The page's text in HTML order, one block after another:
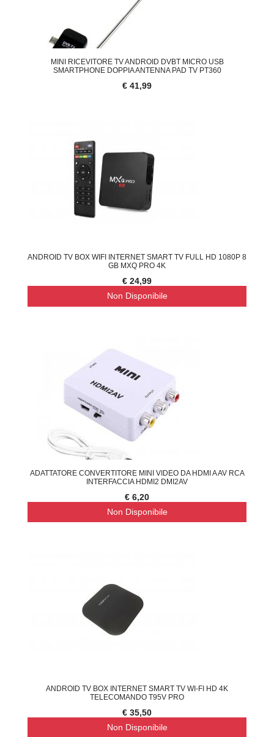
MINI RICEVITORE TV ANDROID DVBT MICRO USB
SMARTPHONE DOPPIA ANTENNA PAD TV PT360
€ 41,99
ANDROID TV BOX WIFI INTERNET SMART TV FULL HD 1080P 8
GB MXQ PRO 4K
€ 24,99
Non Disponibile
ADATTATORE CONVERTITORE MINI VIDEO DA HDMI A AV RCA
INTERFACCIA HDMI2 DMI2AV
€ 6,20
Non Disponibile
ANDROID TV BOX INTERNET SMART TV WI-FI HD 4K
TELECOMANDO T95V PRO
€ 35,50
Non Disponibile